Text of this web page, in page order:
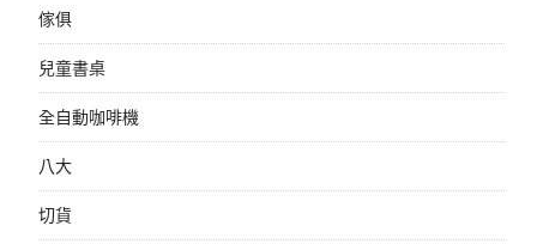
傢俱
兒童書桌
全自動咖啡機
八大
切貨